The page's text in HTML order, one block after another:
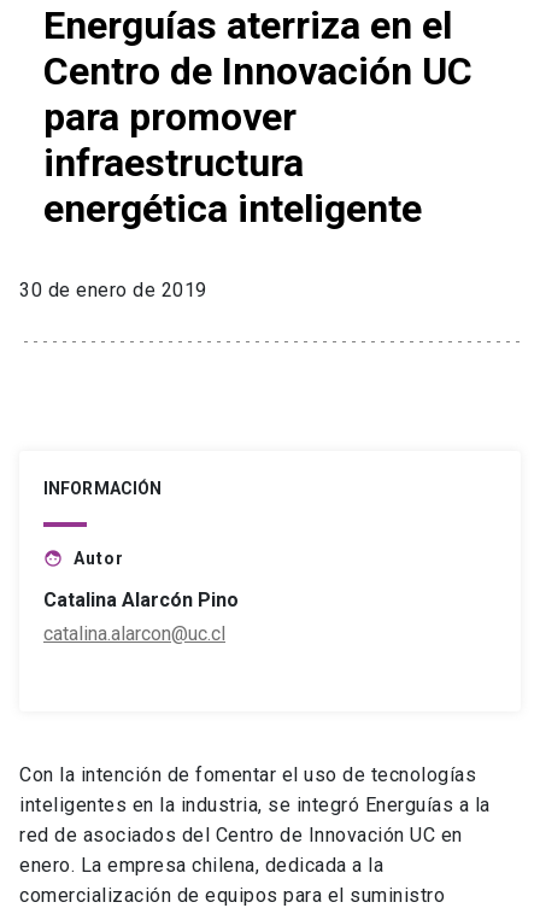
Energuías aterriza en el
Centro de Innovación UC
para promover
infraestructura
energética inteligente
30 de enero de 2019
INFORMACIÓN
face Autor
Catalina Alarcón Pino
catalina.alarcon@uc.cl
Con la intención de fomentar el uso de tecnologías
inteligentes en la industria, se integró Energuías a la
red de asociados del Centro de Innovación UC en
enero. La empresa chilena, dedicada a la
comercialización de equipos para el suministro